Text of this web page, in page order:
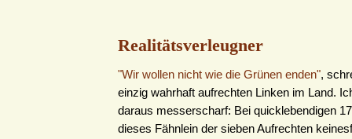
Realitätsverleugner
"Wir wollen nicht wie die Grünen enden",
einzig wahrhaft aufrechten Linken im Land.
daraus messerscharf: Bei quicklebendigen
dieses Fähnlein der sieben Aufrechten